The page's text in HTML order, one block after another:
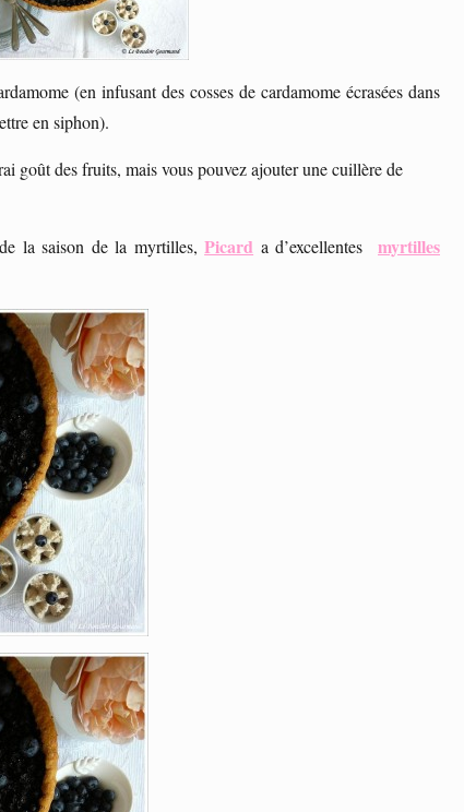
(en infusant des cosses de cardamome écrasées dans
en siphon).
goût des fruits, mais vous pouvez ajouter une cuillère de
la saison de la myrtilles,Picard a d’excellentesmyrtilles